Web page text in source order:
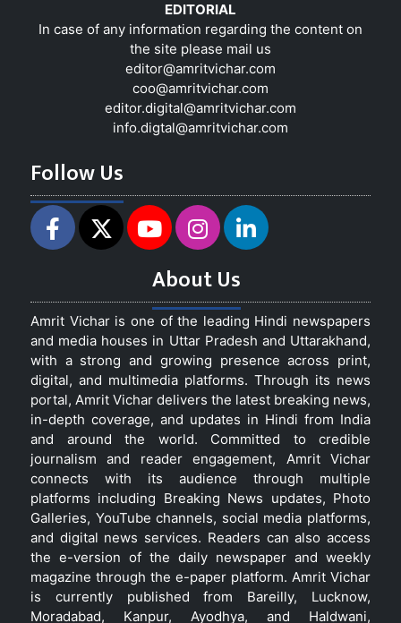
EDITORIAL
In case of any information regarding the content on
the site please mail us
editor@amritvichar.com
coo@amritvichar.com
editor.digital@amritvichar.com
info.digtal@amritvichar.com
Follow Us
About Us
Amrit Vichar is one of the leading Hindi newspapers
and media houses in Uttar Pradesh and Uttarakhand,
with a strong and growing presence across print,
digital, and multimedia platforms. Through its news
portal, Amrit Vichar delivers the latest breaking news,
in-depth coverage, and updates in Hindi from India
and around the world. Committed to credible
journalism and reader engagement, Amrit Vichar
connects with its audience through multiple
platforms including Breaking News updates, Photo
Galleries, YouTube channels, social media platforms,
and digital news services. Readers can also access
the e-version of the daily newspaper and weekly
magazine through the e-paper platform. Amrit Vichar
is currently published from Bareilly, Lucknow,
Moradabad, Kanpur, Ayodhya, and Haldwani,